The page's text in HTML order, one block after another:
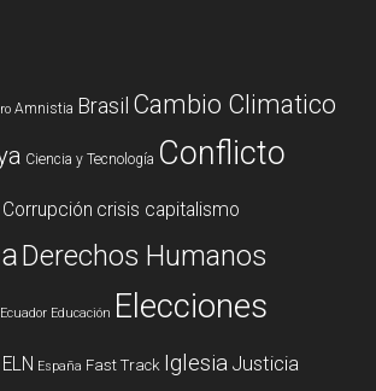
Amnistia Brasil Cambio Climatico
Ciencia y Tecnología Conflicto
Corrupción crisis capitalismo
Derechos Humanos
Ecuador Educación Elecciones
ELN España Fast Track Iglesia Justicia